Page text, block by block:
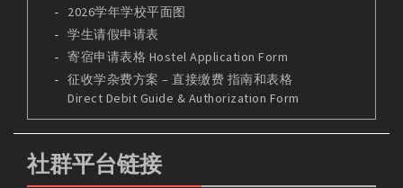
2026学年学校平面图
学生请假申请表
寄宿申请表格 Hostel Application Form
征收学杂费方案 – 直接缴费 指南和表格
Direct Debit Guide & Authorization Form
社群平台链接